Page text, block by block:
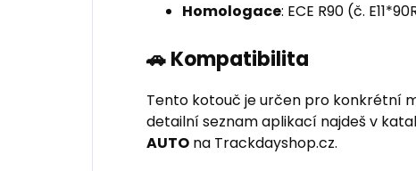
Homologace: ECE R90 (č.
🚗 Kompatibilita
Tento kotouč je určen pro konkrétní
detailní seznam aplikací najdeš v
AUTO na Trackdayshop.cz.